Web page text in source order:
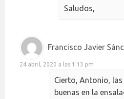
Saludos,
Francisco Javier
24 abril, 2020 a las 1:13 pm
Cierto, Antonio,
buenas en la